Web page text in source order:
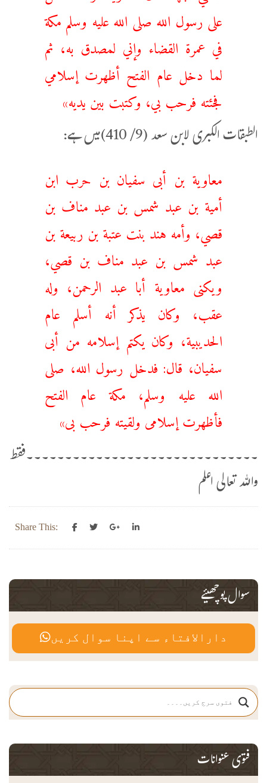
على رسول الله صلى الله عليه وسلم مكة
في عمرة القضاء وإني لمصدق به، ثم
لما دخل عام الفتح أظهرت إسلامي
فجئته فرحب بي، وكتبت بين يديه»
الطبقات الكبری لابن سعد (9/ 410)میں ہے:
معاوية بن أبى سفيان بن حرب ابن
أمية بن عبد شمس بن عبد مناف بن
قصي، وأمه هند بنت عتبة بن ربيعة بن
عبد شمس بن عبد مناف بن قصي،
ويكنى معاوية أبا عبد الرحمن، وله
عقب، وكان يذكر أنه ‌أسلم ‌عام
‌الحديبية، وكان يكتم إسلامه من أبى
سفيان، قال: فدخل رسول الله، صلى
الله عليه وسلم، مكة عام الفتح
فأظهرت إسلامى ولقيته فرحب بى»
۔۔۔۔۔۔۔۔۔۔۔۔۔۔۔۔۔۔۔۔۔۔۔۔۔۔۔۔۔۔فقط
واللہ تعالی اعلم
Share This:
سوال پوچھیئے
دارالافتاء سے اپنا سوال کریں
فتوی عنوانات